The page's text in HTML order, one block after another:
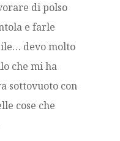
di polso
e farle
devo molto
che mi ha
sottovuoto con
cose che